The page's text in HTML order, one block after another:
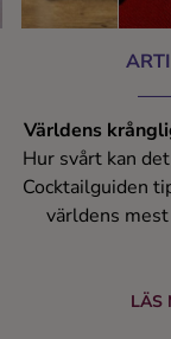
Världens
Hur svårt kan
Cocktailguiden
världens
LÄS